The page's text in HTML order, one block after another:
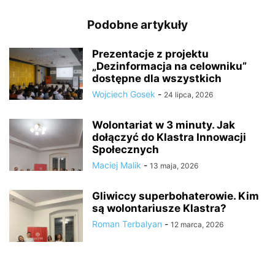
Podobne artykuły
Prezentacje z projektu
„Dezinformacja na celowniku”
dostępne dla wszystkich
Wojciech Gosek - 24 lipca, 2026
Wolontariat w 3 minuty. Jak
dołączyć do Klastra Innowacji
Społecznych
Maciej Malik - 13 maja, 2026
Gliwiccy superbohaterowie. Kim
są wolontariusze Klastra?
Roman Terbalyan - 12 marca, 2026